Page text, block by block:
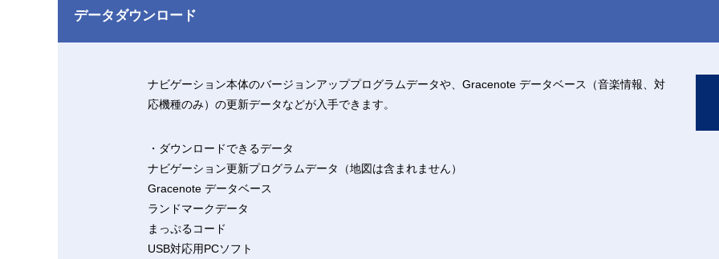
データダウンロード
ナビゲーション本体のバージョンアッププログラムデータや、Gracenote データベース（音楽情報、対
応機種のみ）の更新データなどが入手できます。
・ダウンロードできるデータ
ナビゲーション更新プログラムデータ（地図は含まれません）
Gracenote データベース
ランドマークデータ
まっぷるコード
USB対応用PCソフト